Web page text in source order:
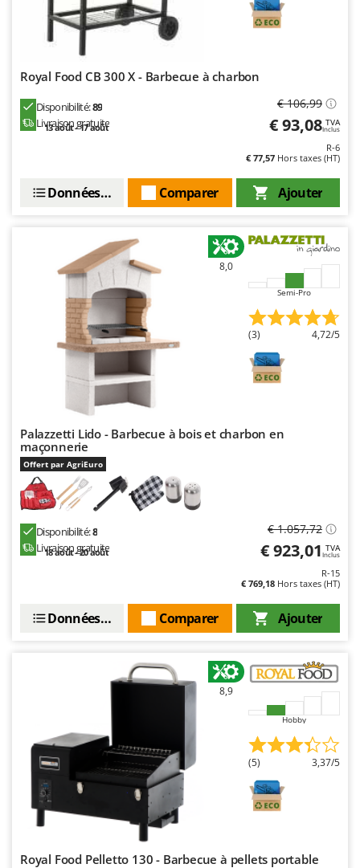
Royal Food CB 300 X - Barbecue à charbon
Disponibilité:89
Livraison gratuite
13 août - 17 août
€ 106,99
€ 93,08 TVA
Inclus
R-6
€ 77,57 Hors taxes (HT)
Ajouter
Comparer
Données techniques
8,0
Semi-Pro
(3) 4,72/5
Palazzetti Lido - Barbecue à bois et charbon en
maçonnerie
Offert par AgriEuro
Disponibilité:8
Livraison gratuite
18 août - 20 août
€ 1.057,72
€ 923,01 TVA
Inclus
R-15
€ 769,18 Hors taxes (HT)
Ajouter
Comparer
Données techniques
8,9
Hobby
(5) 3,37/5
Royal Food Pelletto 130 - Barbecue à pellets portable